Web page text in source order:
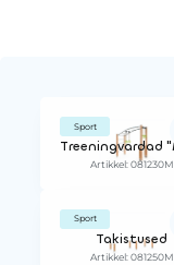
Sport
Artikkel: 081230M
Sport
Takistused
Artikkel: 081250M